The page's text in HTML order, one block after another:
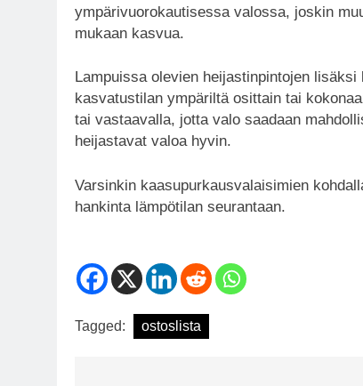
ympärivuorokautisessa valossa, joskin
mukaan kasvua.
Lampuissa olevien heijastinpintojen
kasvatustilan ympäriltä osittain tai
tai vastaavalla, jotta valo saadaan
heijastavat valoa hyvin.
Varsinkin kaasupurkausvalaisimien
hankinta lämpötilan seurantaan.
Tagged: ostoslista